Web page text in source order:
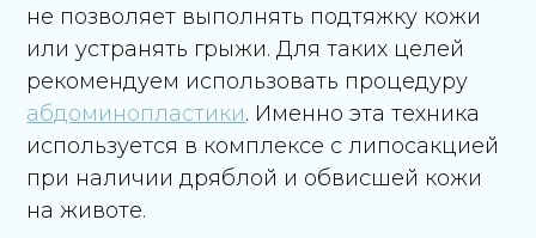
ИГОРЬ БОРИСОВИЧ
не позволяет выполнять подтяжку кожи
или устранять грыжи. Для таких целей
рекомендуем использовать процедуру
абдоминопластики. Именно эта техника
используется в комплексе с липосакцией
при наличии дряблой и обвисшей кожи
на животе.